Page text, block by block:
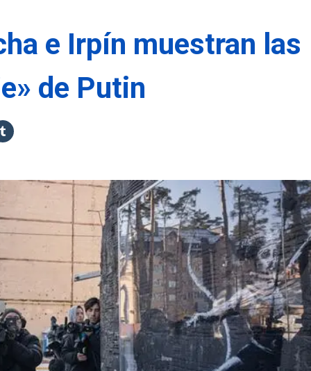
e Irpín muestran las
de Putin